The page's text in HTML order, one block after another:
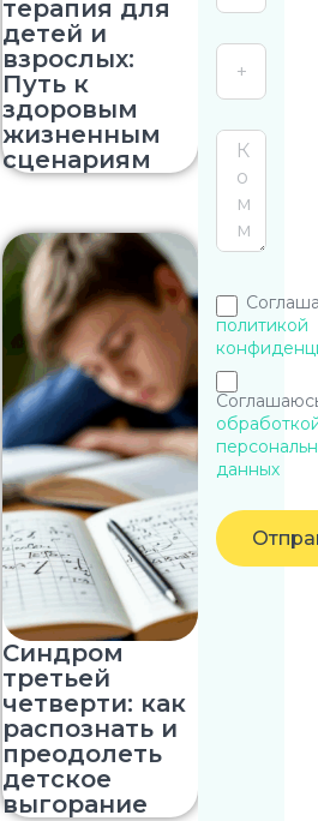
терапия для
детей и
взрослых:
Путь к
здоровым
жизненным
сценариям
Синдром
третьей
четверти: как
распознать и
преодолеть
детское
выгорание
политикой
данных